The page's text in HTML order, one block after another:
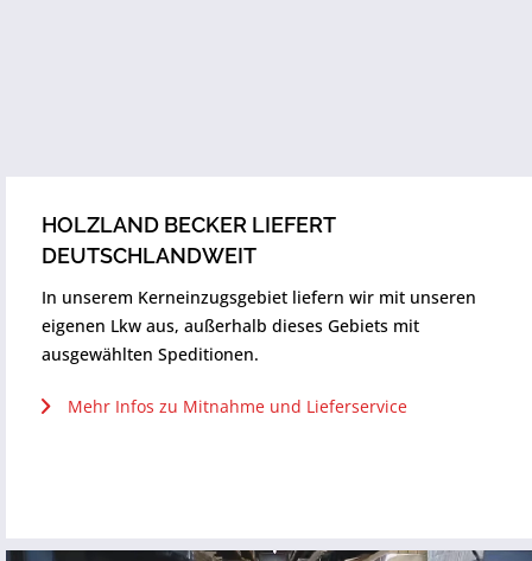
HOLZLAND BECKER LIEFERT
DEUTSCHLANDWEIT
In unserem Kerneinzugsgebiet liefern wir mit unseren
eigenen Lkw aus, außerhalb dieses Gebiets mit
ausgewählten Speditionen.
Mehr Infos zu Mitnahme und Lieferservice